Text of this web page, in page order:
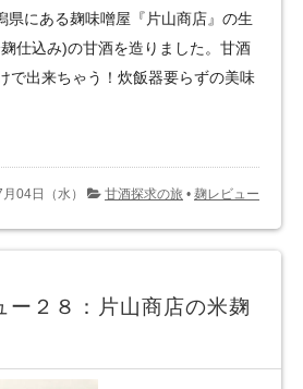
県にある麹味噌屋『片山商店』の生
仕込み)の甘酒を造りました。甘酒
で出来ちゃう！炊飯器要らずの美味
04日（水） 甘酒探求の旅 • 麹レビュー
ー２８：片山商店の米麹